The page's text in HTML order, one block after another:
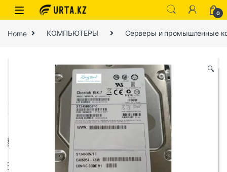
0
Home КОМПЬЮТЕРЫ Серверы и промышленные
🔍